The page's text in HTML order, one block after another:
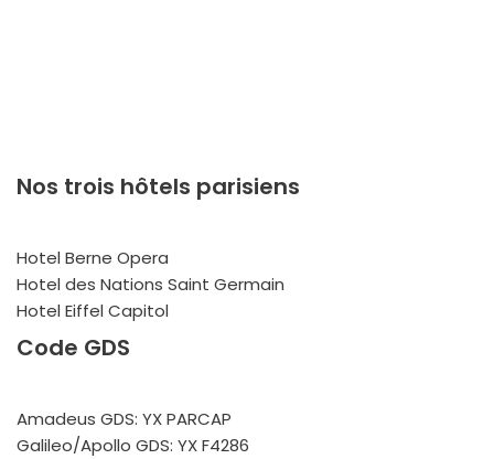
Nos trois hôtels parisiens
Hotel Berne Opera
Hotel des Nations Saint Germain
Hotel Eiffel Capitol
Code GDS
Amadeus GDS: YX PARCAP
Galileo/Apollo GDS: YX F4286